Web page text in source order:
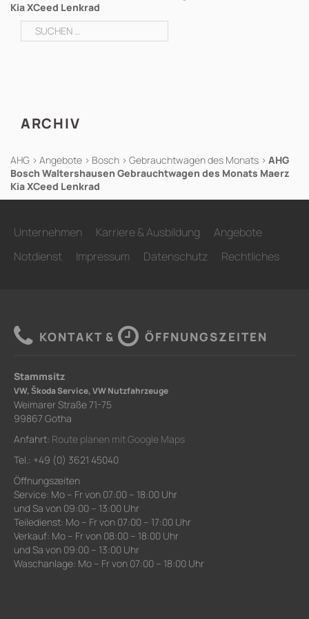
Kia XCeed Lenkrad
Suchen
nach:
ARCHIV
AHG > Angebote > Bosch > Gebrauchtwagen des Monats > AHG
Bosch Waltershausen Gebrauchtwagen des Monats Maerz
Kia XCeed Lenkrad
Unternehmen Karriere & Ausbildung
Angebote
Notdienst
Impressum Datenschutz Rechtliches
KONTAKT & ÖFFNUNGSZEITEN
Stammsitz
VW, Škoda Service, VW Nutzfahrzeuge
Weimarer Straße 71-75
99867 Gotha
Anfahrt: Route planen mit Google Maps
Tel.: +49 (0) 3621 45040
Öffnungszeiten
Service: Mo – Fr von 07:00 – 18:00 Uhr
und Sa von 09:00 – 13:00 Uhr
Teiledienst: Mo – Fr von 07:00 – 17:00 Uhr
Verkauf: Mo – Fr von 08:00 – 18:00 Uhr
und Sa von 09:00 – 13:00 Uhr
Waschanlage: Mo – Fr von 07:00 – 18:00 Uhr